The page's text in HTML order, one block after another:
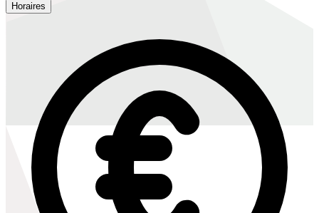
Horaires